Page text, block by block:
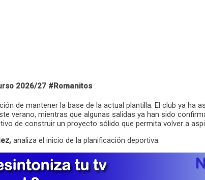
2026/27 #Romanitos
de mantener la base de la actual plantilla. El club ya ha
verano, mientras que algunas salidas ya han sido
de construir un proyecto sólido que permita volver a
analiza el inicio de la planificación deportiva.